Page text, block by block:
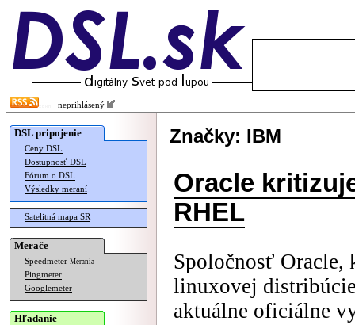
neprihlásený
DSL pripojenie
Ceny DSL
Dostupnosť DSL
Fórum o DSL
Výsledky meraní
Satelitná mapa SR
Merače
Speedmeter Merania
Pingmeter
Googlemeter
Hľadanie
Značky: IBM
Oracle
RHEL
Spoločnosť Oracle,
linuxovej
aktuálne oficiálne